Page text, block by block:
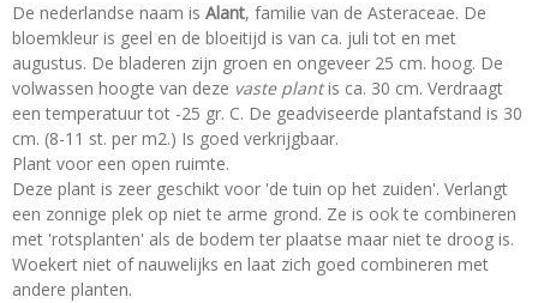
De nederlandse naam is Alant, familie van de Asteraceae. De
bloemkleur is geel en de bloeitijd is van ca. juli tot en met
augustus. De bladeren zijn groen en ongeveer 25 cm. hoog. De
volwassen hoogte van deze vaste plantis ca. 30 cm. Verdraagt
een temperatuur tot -25 gr. C. De geadviseerde plantafstand is 30
cm. (8-11 st. per m2.) Is goed verkrijgbaar.
Plant voor een open ruimte.
Deze plant is zeer geschikt voor 'de tuin op het zuiden'. Verlangt
een zonnige plek op niet te arme grond. Ze is ook te combineren
met 'rotsplanten' als de bodem ter plaatse maar niet te droog is.
Woekert niet of nauwelijks en laat zich goed combineren met
andere planten.